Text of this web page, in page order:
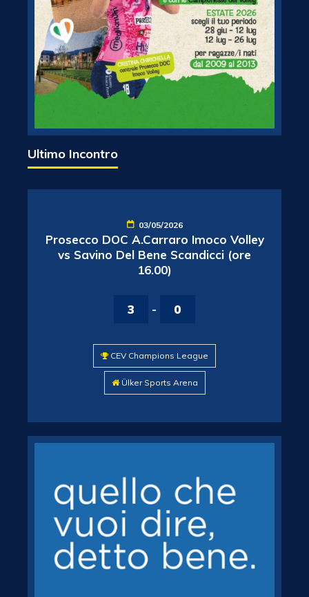
Ultimo Incontro
03/05/2026
Prosecco DOC A.Carraro Imoco Volley
vs Savino Del Bene Scandicci (ore
16.00)
3 - 0
CEV Champions League
Ülker Sports Arena